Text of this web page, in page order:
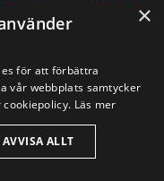
×
för att förbättra
vår webbplats samtycker
Läs mer
AVVISA ALLT